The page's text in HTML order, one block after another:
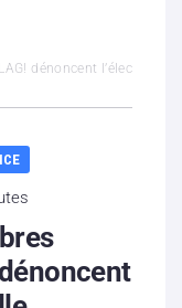
dénoncent l’élec